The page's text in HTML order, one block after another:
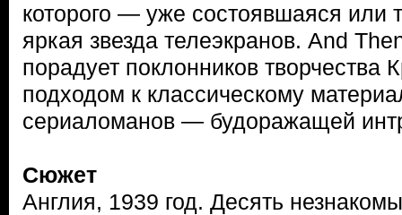
которого — уже состоявшаяся или
яркая звезда телеэкранов. And
порадует поклонников творчества
подходом к классическому
сериаломанов — будоражащей
Сюжет
Англия, 1939 год. Десять